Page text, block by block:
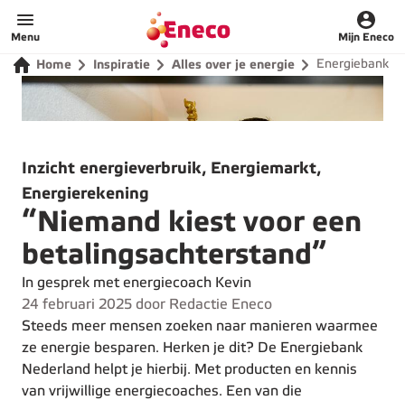
Menu
Home
Mijn Eneco
Home Inspiratie Alles over je energie Energiebank
Inzicht energieverbruik, Energiemarkt,
Energierekening
“Niemand kiest voor een
betalingsachterstand”
In gesprek met energiecoach Kevin
24 februari 2025 door Redactie Eneco
Steeds meer mensen zoeken naar manieren waarmee
ze energie besparen. Herken je dit? De Energiebank
Nederland helpt je hierbij. Met producten en kennis
van vrijwillige energiecoaches. Een van die